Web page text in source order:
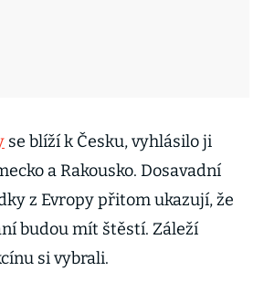
se blíží k Česku, vyhlásilo ji
a Rakousko. Dosavadní
z Evropy přitom ukazují, že
budou mít štěstí. Záleží
si vybrali.